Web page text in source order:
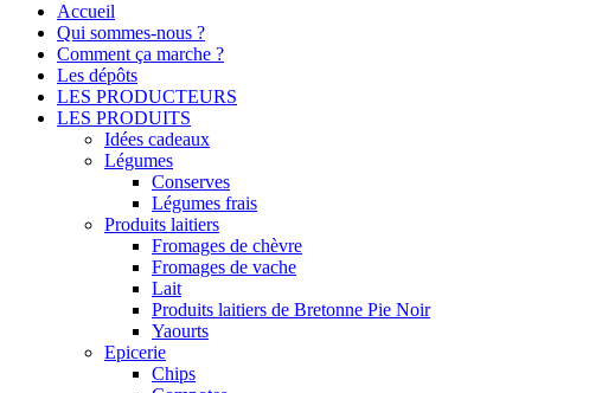
Accueil
Qui sommes-nous ?
Comment ça marche ?
Les dépôts
LES PRODUCTEURS
LES PRODUITS
Idées cadeaux
Légumes
Conserves
Légumes frais
Produits laitiers
Fromages de chèvre
Fromages de vache
Lait
Produits laitiers de Bretonne Pie Noir
Yaourts
Epicerie
Chips